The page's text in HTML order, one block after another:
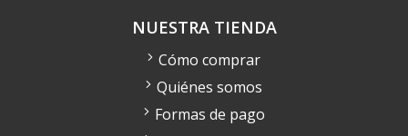
NUESTRA TIENDA
Cómo comprar
Quiénes somos
Formas de pago